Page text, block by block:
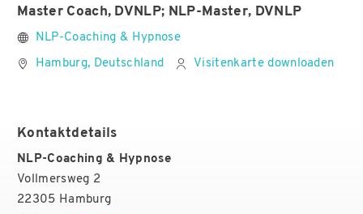
Master Coach, DVNLP; NLP-Master, DVNLP
NLP-Coaching & Hypnose
Hamburg, Deutschland Visitenkarte downloaden
Kontaktdetails
NLP-Coaching & Hypnose
Vollmersweg 2
22305 Hamburg